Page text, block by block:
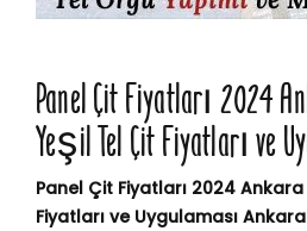
Panel Çit Fiyatları 2024
Yeşil Tel Çit Fiyatları ve
Panel Çit Fiyatları 2024
Fiyatları ve Uygulaması Ankara